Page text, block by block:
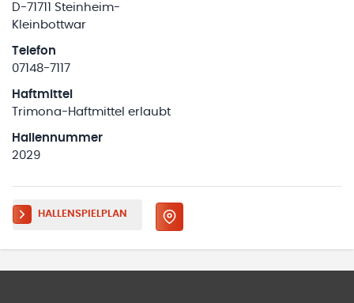
D-71711 Steinheim-
Kleinbottwar
Telefon
07148-7117
Haftmittel
Trimona-Haftmittel erlaubt
Hallennummer
2029
HALLENSPIELPLAN